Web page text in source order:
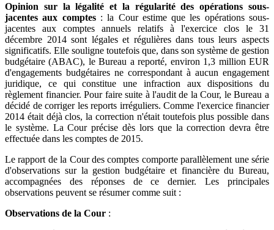
Opinion sur la légalité et la régularité des opérations sous-
jacentes aux comptes: la Cour estime que les opérations sous-
jacentes aux comptes annuels relatifs à l'exercice clos le 31
décembre 2014 sont légales et régulières dans tous leurs aspects
significatifs. Elle souligne toutefois que, dans son système de gestion
budgétaire (ABAC), le Bureau a reporté, environ 1,3 million EUR
d'engagements budgétaires ne correspondant à aucun engagement
juridique, ce qui constitue une infraction aux dispositions du
règlement financier. Pour faire suite à l'audit de la Cour, le Bureau a
décidé de corriger les reports irréguliers. Comme l'exercice financier
2014 était déjà clos, la correction n'était toutefois plus possible dans
le système. La Cour précise dès lors que la correction devra être
effectuée dans les comptes de 2015.
Le rapport de la Cour des comptes comporte parallèlement une série
d'observations sur la gestion budgétaire et financière du Bureau,
accompagnées des réponses de ce dernier. Les principales
observations peuvent se résumer comme suit :
Observations de la Cour :